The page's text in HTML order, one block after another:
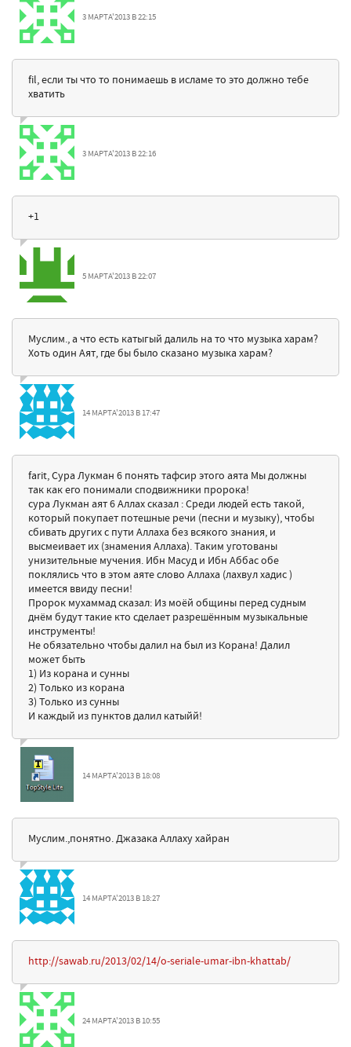
3 МАРТА'2013 В 22:15
fil, если ты что то понимаешь в исламе то это должно тебе
хватить
3 МАРТА'2013 В 22:16
+1
5 МАРТА'2013 В 22:07
Муслим., а что есть катыгый далиль на то что музыка харам?
Хоть один Аят, где бы было сказано музыка харам?
14 МАРТА'2013 В 17:47
farit, Сура Лукман 6 понять тафсир этого аята Мы должны
так как его понимали сподвижники пророка!
сура Лукман аят 6 Аллах сказал : Среди людей есть такой,
который покупает потешные речи (песни и музыку), чтобы
сбивать других с пути Аллаха без всякого знания, и
высмеивает их (знамения Аллаха). Таким уготованы
унизительные мучения. Ибн Масуд и Ибн Аббас обе
поклялись что в этом аяте слово Аллаха (лахвул хадис )
имеется ввиду песни!
Пророк мухаммад сказал: Из моёй общины перед судным
днём будут такие кто сделает разрешённым музыкальные
инструменты!
Не обязательно чтобы далил на был из Корана! Далил
может быть
1) Из корана и сунны
2) Только из корана
3) Только из сунны
И каждый из пунктов далил катыйй!
14 МАРТА'2013 В 18:08
Муслим.,понятно. Джазака Аллаху хайран
14 МАРТА'2013 В 18:27
http://sawab.ru/2013/02/14/o-seriale-umar-ibn-khattab/
24 МАРТА'2013 В 10:55